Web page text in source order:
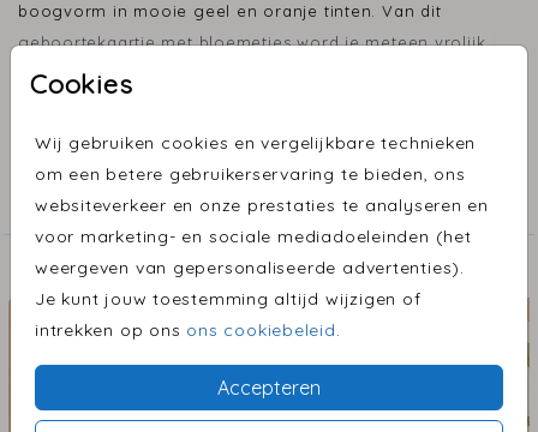
Cookies
Wij gebruiken cookies en vergelijkbare technieken
om een betere gebruikerservaring te bieden, ons
websiteverkeer en onze prestaties te analyseren en
voor marketing- en sociale mediadoeleinden (het
weergeven van gepersonaliseerde advertenties).
Je kunt jouw toestemming altijd wijzigen of
intrekken op ons ons cookiebeleid.
Accepteren
boogvorm in mooie geel en oranje tinten. Van dit
geboortekaartje met bloemetjes word je meteen vrolijk.
De bloemetjes en de naam zijn afgewerkt in goudfolie.
Toon meer
COLLECTIE
Bijzondere vormen
ONTDEK MEER MOOIE ONTWERPEN